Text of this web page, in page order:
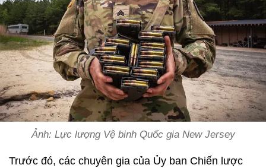
Ảnh: Lực lượng Vệ binh Quốc gia New Jersey
Trước đó, các chuyên gia của Ủy ban Chiến lược